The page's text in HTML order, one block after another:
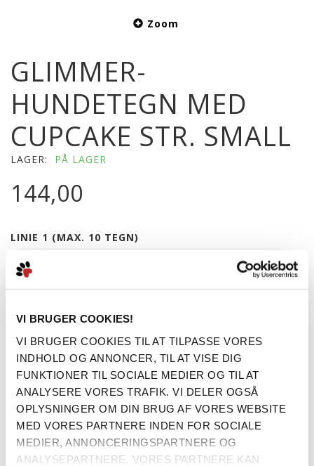
VI BRUGER COOKIES!
VI BRUGER COOKIES TIL AT TILPASSE VORES
INDHOLD OG ANNONCER, TIL AT VISE DIG
FUNKTIONER TIL SOCIALE MEDIER OG TIL AT
ANALYSERE VORES TRAFIK. VI DELER OGSÅ
OPLYSNINGER OM DIN BRUG AF VORES WEBSITE
MED VORES PARTNERE INDEN FOR SOCIALE
MEDIER, ANNONCERINGSPARTNERE OG
ANALYSEPARTNERE. VORES PARTNERE KAN
Zoom
GLIMMER-
HUNDETEGN MED
CUPCAKE STR. SMALL
LAGER: PÅ LAGER
144,00
LINIE 1 (MAX. 10 TEGN)
LINIE 2 (MAX. 12 TEGN)
LINIE 3 (MAX. 10 TEGN)
ANTAL LÆG I KURV
Emalje hundetegn i Red Dingos velkendte høje kvalitet. Forkæl